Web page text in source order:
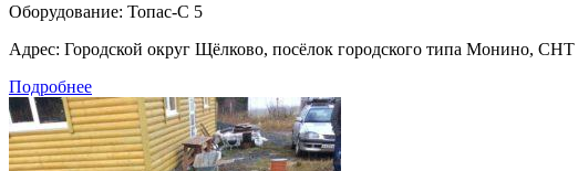
Оборудование: Топас-С 5
Адрес: Городской округ Щёлково, посёлок городского типа Монино,
Подробнее